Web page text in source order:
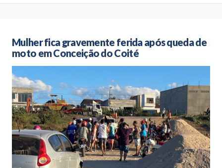
Mulher fica gravemente ferida após queda de
moto em Conceição do Coité